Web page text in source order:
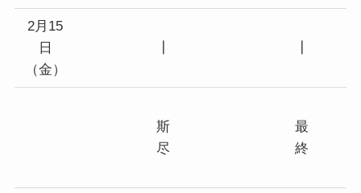
2月15
日
（金）
斯
尽
最
終